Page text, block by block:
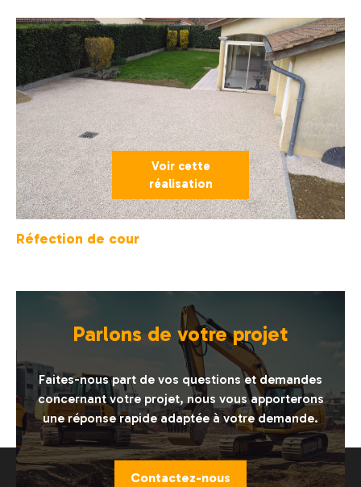
Voir cette
réalisation
Réfection de cour
Parlons de votre projet
Faites-nous part de vos questions et demandes
concernant votre projet, nous vous apporterons
une réponse rapide adaptée à votre demande.
Contactez-nous